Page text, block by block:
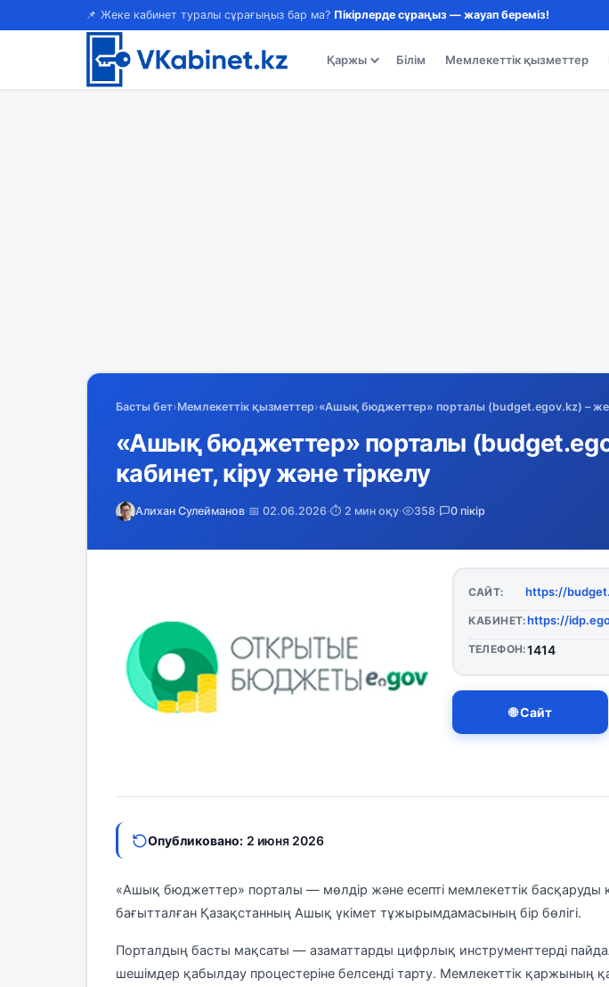
📌 Жеке кабинет туралы сұрағыңыз бар ма? Пікірлерде сұраңыз — жауап береміз!
Қаржы Білім Мемлекеттік қызметтер
Басты бет›Мемлекеттік қызметтер›«Ашық бюджеттер» порталы (budget.egov.kz) –
«Ашық бюджеттер» порталы
кабинет, кіру және тіркелу
Алихан Сулейманов·📅 02.06.2026·⏱️ 2 мин оқу· 358· 0 пікір
САЙТ: https://
КАБИНЕТ:https://
ТЕЛЕФОН:1414
🌐 Сайт
Опубликовано: 2 июня 2026
«Ашық бюджеттер» порталы — мөлдір және есепті мемлекеттік басқаруды
бағытталған Қазақстанның Ашық үкімет тұжырымдамасының бір бөлігі.
Порталдың басты мақсаты — азаматтарды цифрлық инструменттерді
шешімдер қабылдау процестеріне белсенді тарту. Мемлекеттік қаржының